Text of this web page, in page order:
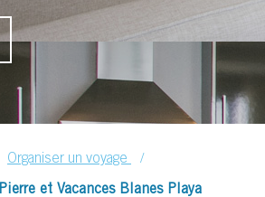
Organiser un voyage /
Pierre et Vacances Blanes Playa